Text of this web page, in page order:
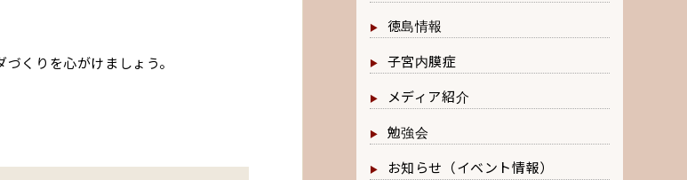
くりを心がけましょう。
徳島情報
子宮内膜症
メディア紹介
勉強会
お知らせ（イベント情報）